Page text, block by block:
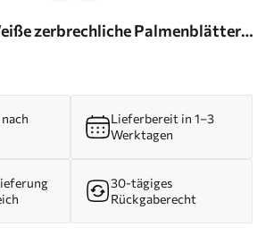
zerbrechliche Palmenblätter
N° u94286
Lieferbereit in 1–3
Werktagen
30-tägiges
Rückgaberecht